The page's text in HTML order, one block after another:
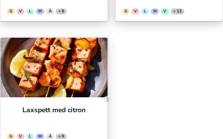
G V L M Ä + 8 G V L M V + 13
3
Laxspett med citron
G V L M Ä + 9